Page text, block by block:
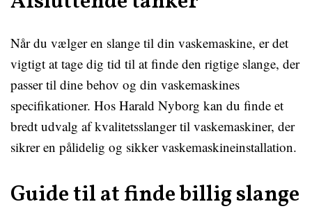
Når du vælger en slange til din vaskemaskine, er det
vigtigt at tage dig tid til at finde den rigtige slange, der
passer til dine behov og din vaskemaskines
specifikationer. Hos Harald Nyborg kan du finde et
bredt udvalg af kvalitetsslanger til vaskemaskiner, der
sikrer en pålidelig og sikker vaskemaskineinstallation.
Guide til at finde billig slange